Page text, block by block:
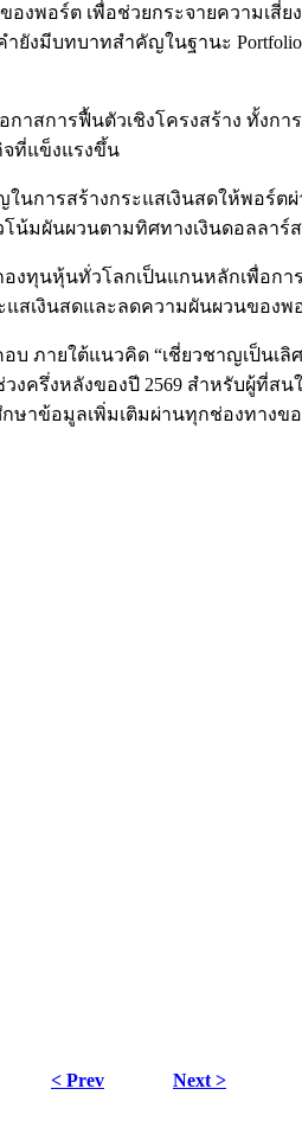
งพอร์ต เพื่อช่วยกระจายความเ
ยังมีบทบาทสำคัญในฐานะ
สการฟื้นตัวเชิงโครงสร้าง ทั้งก
จที่แข็งแรงขึ้น
รสร้างกระแสเงินสดให้พอร์ตผ่
น้มผันผวนตามทิศทางเงินดอลลาร์
หุ้นทั่วโลกเป็นแกนหลักเพื่อการ
สเงินสดและลดความผันผวนของพ
ายใต้แนวคิด “เชี่ยวชาญเป็นเลิ
ครึ่งหลังของปี 2569 สำหรับผู้ที่ส
าข้อมูลเพิ่มเติมผ่านทุกช่องทางข
< Prev
Next >